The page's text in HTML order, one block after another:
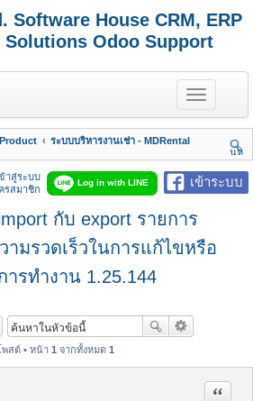
Software House CRM, ERP
Solutions Odoo Support
T
o
g
e
n
a
i
a
Product
ระบบบริหารงานเช่า - MDRental
นห
า
เข้าระบบ
Log in with LINE
าสู่ระบบ
รสมาชิก
กับ export รายการ
ามรวดเร็วในการแก้ไขหรือ
รทำงาน 1.25.144
พสต์ • หน้า 1 จากทั้งหมด 1
อ้างคำ